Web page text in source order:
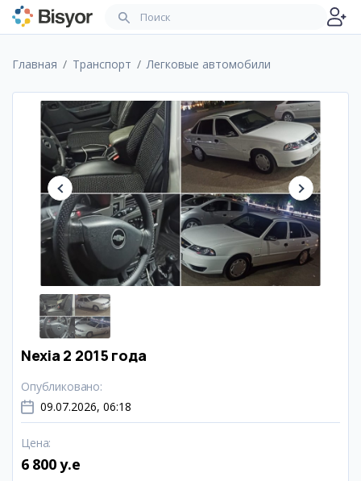
Главная Транспорт Легковые автомобили
Nexia 2 2015 года
Опубликовано:
09.07.2026, 06:18
Цена:
6 800 y.e